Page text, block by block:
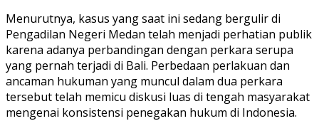
Menurutnya, kasus yang saat ini sedang bergulir di
Pengadilan Negeri Medan telah menjadi perhatian publik
karena adanya perbandingan dengan perkara serupa
yang pernah terjadi di Bali. Perbedaan perlakuan dan
ancaman hukuman yang muncul dalam dua perkara
tersebut telah memicu diskusi luas di tengah masyarakat
mengenai konsistensi penegakan hukum di Indonesia.